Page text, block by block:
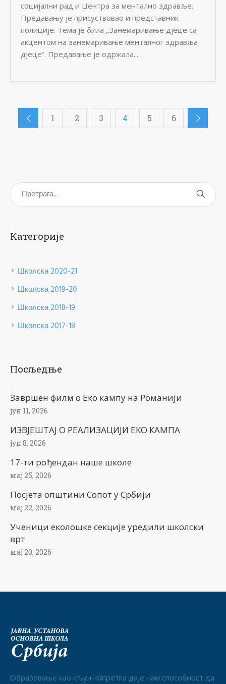
социјални рад и Центра за ментално здравље.
Предавању је присуствовао и представник
полиције. Тема је била „Занемаривање дјеце са
акцентом на занемаривање менталног здравља
дјеце“. Предавање је одржала...
1 2 3 4 5 6
Категорије
Школска 2020-21
Школска 2019-20
Школска 2018-19
Школска 2017-18
Посљедње
Завршен филм о Еко кампу на Романији
јун 11, 2026
ИЗВЈЕШТАЈ О РЕАЛИЗАЦИЈИ ЕКО КАМПА
јун 8, 2026
17-ти рођендан наше школе
мај 25, 2026
Посјета општини Сопот у Србији
мај 22, 2026
Ученици еколошке секције уредили школски
врт
мај 20, 2026
Образовање као кључ напретка даје нам способност да